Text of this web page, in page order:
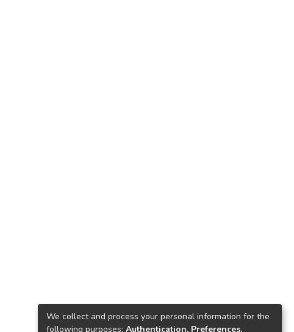
We collect and process your personal information for the
following purposes: Authentication, Preferences,